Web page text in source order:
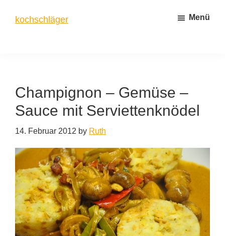
Inhalt
Seitenspalte
kochschläger Menü
Champignon – Gemüse –
Sauce mit Serviettenknödel
14. Februar 2012 by Ruth